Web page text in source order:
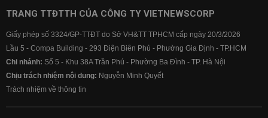
TRANG TTĐTTH CỦA CÔNG TY VIETNEWSCORP
Giấy phép số 3324/GP-TTĐT do Sở VH&TT TPHCM cấp ngày 20/3/2026
Lầu 5 - Compa Building - 293 Điện Biên Phủ - Phường Gia Định - TP.HCM
Chi nhánh: Số 5 - Khu 38A Trần Phú - Phường Ba Đình - TP. Hà Nội
Chịu trách nhiệm nội dung: Nguyễn Minh Quyết
Trách nhiệm về thông tin